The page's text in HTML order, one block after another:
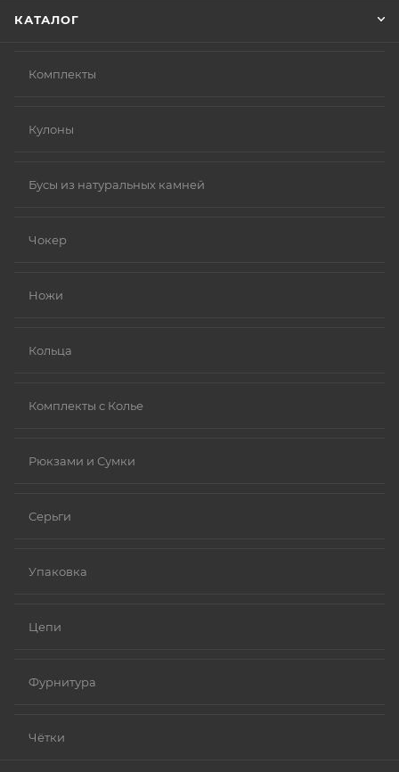
КАТАЛОГ
Комплекты
Кулоны
Бусы из натуральных камней
Чокер
Ножи
Кольца
Комплекты с Колье
Рюкзами и Сумки
Серьги
Упаковка
Цепи
Фурнитура
Чётки